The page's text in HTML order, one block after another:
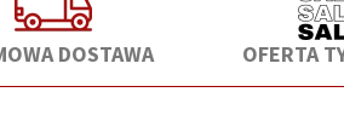
DOSTAWA OFERTA